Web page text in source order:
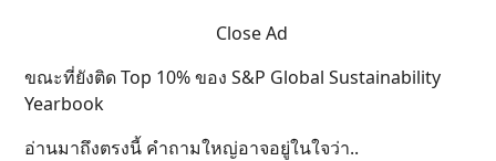
Close Ad
ขณะที่ยังติด Top 10% ของ S&P Global Sustainability
Yearbook
อ่านมาถึงตรงนี้ คำถามใหญ่อาจอยู่ในใจว่า..